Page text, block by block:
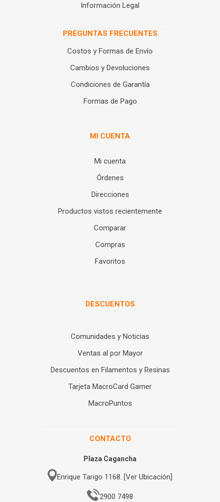
Información Legal
PREGUNTAS FRECUENTES
Costos y Formas de Envío
Cambios y Devoluciones
Condiciones de Garantía
Formas de Pago
MI CUENTA
Mi cuenta
Órdenes
Direcciones
Productos vistos recientemente
Comparar
Compras
Favoritos
DESCUENTOS
Comunidades y Noticias
Ventas al por Mayor
Descuentos en Filamentos y Resinas
Tarjeta MacroCard Gamer
MacroPuntos
CONTACTO
Plaza Cagancha
Enrique Tarigo 1168. [Ver Ubicación]
2900 7498